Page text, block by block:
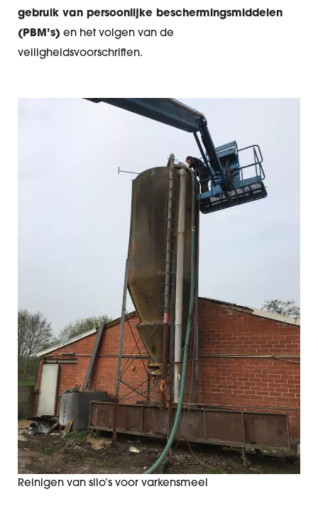
gebruik van persoonlijke beschermingsmiddelen
(PBM’s) en het volgen van de
veiligheidsvoorschriften.
Reinigen van silo’s voor varkensmeel